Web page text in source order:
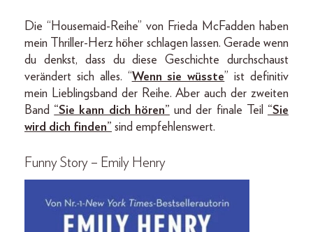
Die “Housemaid-Reihe” von Frieda McFadden haben
mein Thriller-Herz höher schlagen lassen. Gerade wenn
du denkst, dass du diese Geschichte durchschaust
verändert sich alles. “Wenn sie wüsste” ist definitiv
mein Lieblingsband der Reihe. Aber auch der zweiten
Band “Sie kann dich hören” und der finale Teil “Sie
wird dich finden” sind empfehlenswert.
Funny Story – Emily Henry